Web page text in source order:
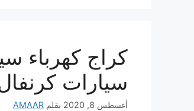
سيارات
أغسطس 8, 2020 بقلم AMAAR